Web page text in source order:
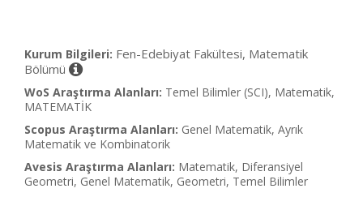
Kurum Bilgileri: Fen-Edebiyat Fakültesi, Matematik
Bölümü
WoS Araştırma Alanları: Temel Bilimler (SCI), Matematik,
MATEMATİK
Scopus Araştırma Alanları: Genel Matematik, Ayrık
Matematik ve Kombinatorik
Avesis Araştırma Alanları: Matematik, Diferansiyel
Geometri, Genel Matematik, Geometri, Temel Bilimler